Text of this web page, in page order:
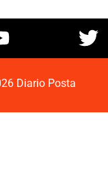
Diario Posta